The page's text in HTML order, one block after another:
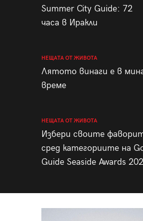
Summer City Guide: 72
часа в Иракли
НЕЩАТА ОТ ЖИВОТА
Лятото винаги е в
време
НЕЩАТА ОТ ЖИВОТА
Избери своите
сред категориите на
Guide Seaside Awards